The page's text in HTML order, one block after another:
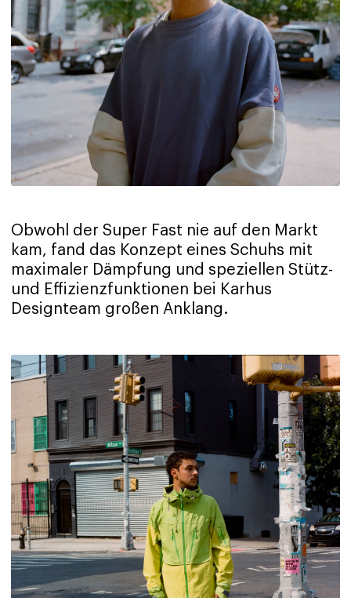
Obwohl der Super Fast nie auf den Markt
kam, fand das Konzept eines Schuhs mit
maximaler Dämpfung und speziellen Stütz-
und Effizienzfunktionen bei Karhus
Designteam großen Anklang.